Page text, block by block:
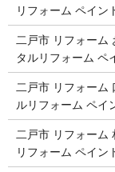
リフォーム ペイン
二戸市 リフォーム
タルリフォーム ペ
二戸市 リフォーム
ルリフォーム ペイ
二戸市 リフォーム
リフォーム ペイン